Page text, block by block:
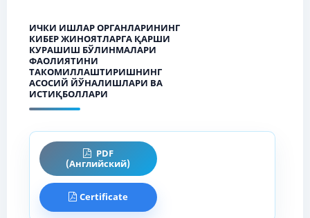
ИЧКИ ИШЛАР ОРГАНЛАРИНИНГ
КИБЕР ЖИНОЯТЛАРГА ҚАРШИ
КУРАШИШ БЎЛИНМАЛАРИ
ФАОЛИЯТИНИ
ТАКОМИЛЛАШТИРИШНИНГ
АСОСИЙ ЙЎНАЛИШЛАРИ ВА
ИСТИҚБОЛЛАРИ
PDF
(Английский)
Certificate